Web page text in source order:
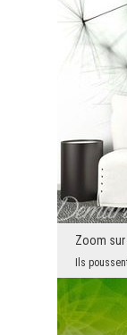
Zoom